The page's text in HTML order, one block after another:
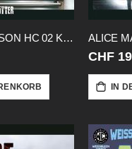
ALICE MATHESON HC 02 KILLER IN MIR
CHF
IN